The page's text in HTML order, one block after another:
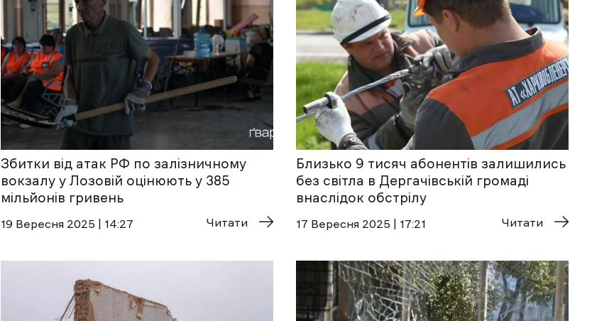
Збитки від атак РФ по залізничному
вокзалу у Лозовій оцінюють у 385
мільйонів гривень
19 Вересня 2025 | 14:27 Читати
Близько 9 тисяч абонентів залишились
без світла в Дергачівській громаді
внаслідок обстрілу
17 Вересня 2025 | 17:21 Читати